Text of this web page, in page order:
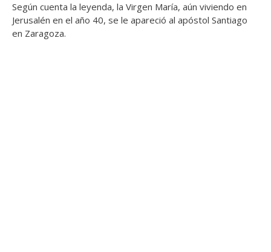
Según cuenta la leyenda, la Virgen María, aún viviendo en
Jerusalén en el año 40, se le apareció al apóstol Santiago
en Zaragoza.